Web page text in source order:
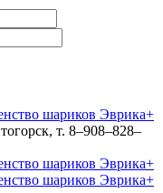
т. 8–908–828–